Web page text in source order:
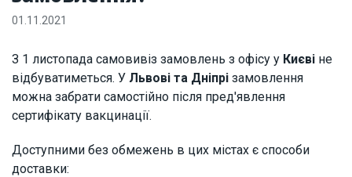
01.11.2021
З 1 листопада самовивіз замовлень з офісу у Києві не
відбуватиметься. У Львові та Дніпрі замовлення
можна забрати самостійно після пред'явлення
сертифікату вакцинації.
Доступними без обмежень в цих містах є способи
доставки: